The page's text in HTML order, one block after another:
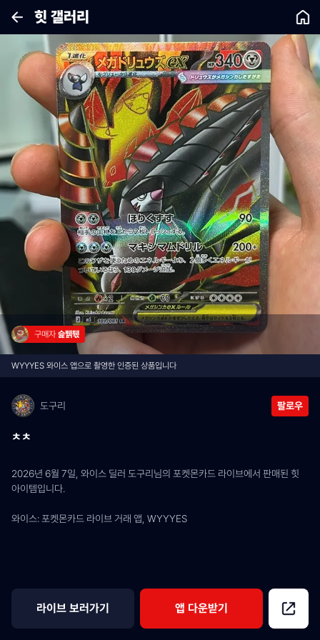
힛 갤러리
구매자 슱풹퉧
WYYYES 와이스 앱으로 촬영한 인증된 상품입니다
도구리 팔로우
ㅊㅊ
2026년 6월 7일, 와이스 딜러 도구리님의 포켓몬카드 라이브에서 판매된 힛
아이템입니다.
와이스: 포켓몬카드 라이브 거래 앱, WYYYES
라이브 보러가기 앱 다운받기